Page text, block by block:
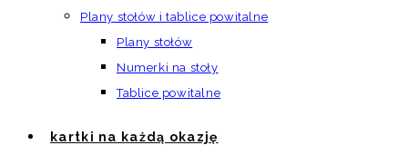
Plany stołów i tablice powitalne
Plany stołów
Numerki na stoły
Tablice powitalne
kartki na każdą okazję